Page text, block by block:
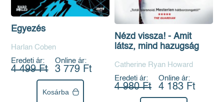
Egyezés
Harlan Coben
Eredeti ár:
4 499 Ft
Online ár:
3 779 Ft
Kosárba
Nézd vissza! - Amit
látsz, mind hazugság
Catherine Ryan Howard
Eredeti ár:
4 980 Ft
Online ár:
4 183 Ft